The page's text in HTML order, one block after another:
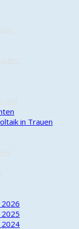
-
in Trauen
2024